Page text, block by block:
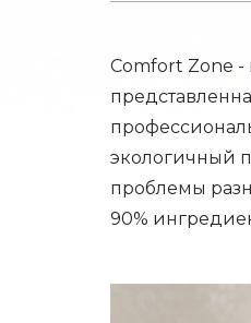
Comfort Zone -
экологичный
проблемы
90%